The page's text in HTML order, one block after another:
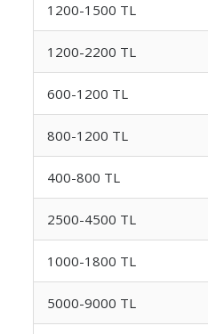
1200-1500 TL
1200-2200 TL
600-1200 TL
800-1200 TL
400-800 TL
2500-4500 TL
1000-1800 TL
5000-9000 TL